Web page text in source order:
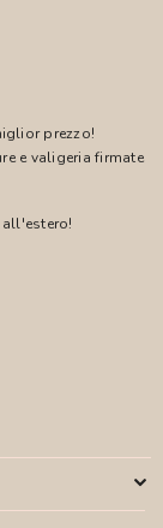
prezzo!
e valigeria firmate